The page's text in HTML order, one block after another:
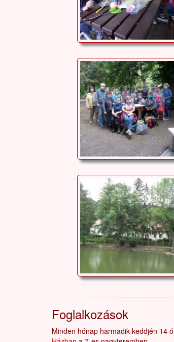
Foglalkozások
Minden hónap harmadik keddjén 14